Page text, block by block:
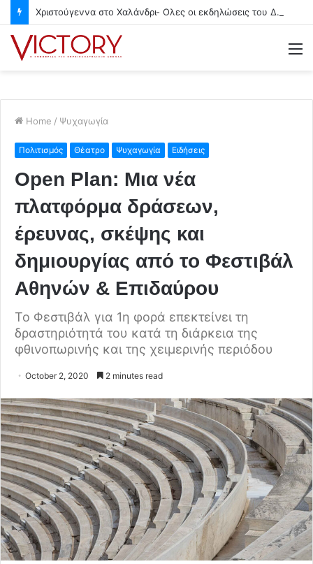
Χριστούγεννα στο Χαλάνδρι- Ολες οι εκδηλώσεις του Δήμου
Home / Ψυχαγωγία
Πολιτισμός Θέατρο Ψυχαγωγία Ειδήσεις
Open Plan: Μια νέα
πλατφόρμα δράσεων,
έρευνας, σκέψης και
δημιουργίας από το Φεστιβάλ
Αθηνών & Επιδαύρου
Το Φεστιβάλ για 1η φορά επεκτείνει τη
δραστηριότητά του κατά τη διάρκεια της
φθινοπωρινής και της χειμερινής περιόδου
October 2, 2020 2 minutes read